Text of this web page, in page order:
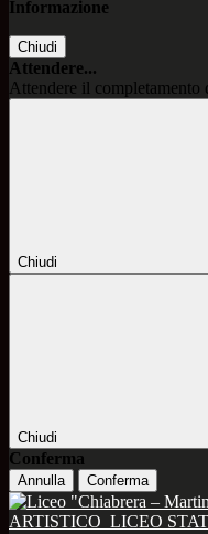
Informazione
Chiudi
Attendere...
Attendere il completamento
Chiudi
Chiudi
Conferma
Annulla Conferma
ARTISTICO LICEO